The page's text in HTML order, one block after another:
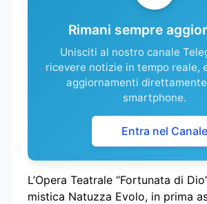
Rimani sempre
Unisciti al nostro canale
ricevere notizie in tempo reale,
aggiornamenti
smartphone.
Entra nel Canale
L’Opera Teatrale “Fortunata di
mistica Natuzza Evolo, in prima